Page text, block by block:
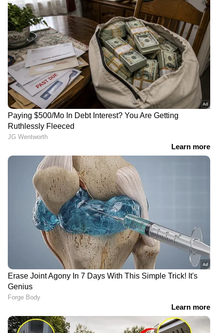
https://www.youtube.com/watch?
v=Ko18SgceYX8
LATEST VIDEOS